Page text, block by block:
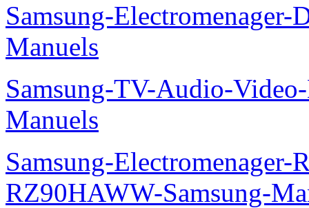
Samsung-Electromenager-
Manuels
Samsung-TV-Audio-
Manuels
Samsung-Electromenager-
RZ90HAWW-Samsung-